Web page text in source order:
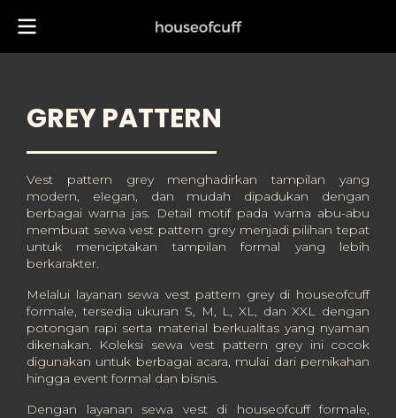
GREY PATTERN
Vest pattern grey menghadirkan tampilan yang
modern, elegan, dan mudah dipadukan dengan
berbagai warna jas. Detail motif pada warna abu-abu
membuat sewa vest pattern grey menjadi pilihan tepat
untuk menciptakan tampilan formal yang lebih
berkarakter.
Melalui layanan sewa vest pattern grey di houseofcuff
formale, tersedia ukuran S, M, L, XL, dan XXL dengan
potongan rapi serta material berkualitas yang nyaman
dikenakan. Koleksi sewa vest pattern grey ini cocok
digunakan untuk berbagai acara, mulai dari pernikahan
hingga event formal dan bisnis.
Dengan layanan sewa vest di houseofcuff formale,